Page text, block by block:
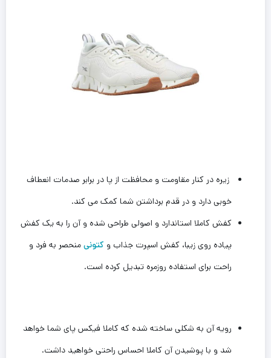
زیره در کنار مقاومت و محافظت از پا در برابر صدمات انعطاف
خوبی دارد و در قدم برداشتن شما کمک می کند.
کفش کاملا استاندارد و اصولی طراحی شده و آن را به یک کفش
پیاده روی زیبا، کفش اسپرت جذاب و کتونی منحصر به فرد و
راحت برای استفاده روزمره تبدیل کرده است.
رویه آن به شکلی ساخته شده که کاملا فیکس پای شما خواهد
شد و با پوشیدن آن کاملا احساس راحتی خواهید داشت.